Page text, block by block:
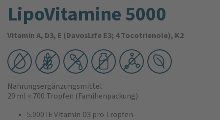
LipoVitamine 5000
Vitamin A, D3, E (DavosLife E3; 4 Tocotrienole), K2
Nahrungsergänzungsmittel
20 ml ≈ 700 Tropfen (Familienpackung)
5.000 IE Vitamin D3 pro Tropfen